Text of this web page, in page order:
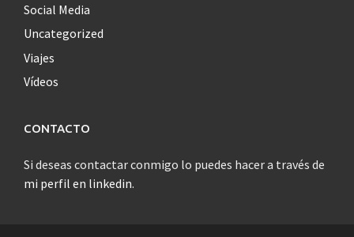
Social Media
Uncategorized
Viajes
Vídeos
CONTACTO
Si deseas contactar conmigo lo puedes hacer a través de
mi perfil en linkedin.